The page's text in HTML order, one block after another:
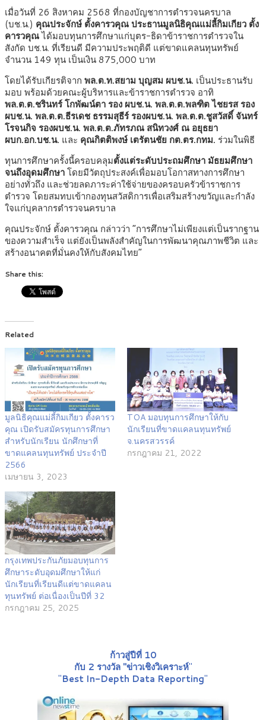
เมื่อวันที่ 26 สิงหาคม 2568 ที่กองบัญชาการตำรวจนครบาล
(บช.น.) คุณประจักษ์ ตั้งคารวคุณ ประธานมูลนิธิคุณแม่ลี้กิมเกียว ตั้ง
คารวคุณได้มอบทุนการศึกษาแก่บุตร-ธิดาข้าราชการตำรวจใน
สังกัด บช.น. ที่เรียนดี มีความประพฤติดี แต่ขาดแคลนทุนทรัพย์
จำนวน 149 ทุน เป็นเงิน 875,000 บาท
โดยได้รับเกียรติจาก พล.ต.ท.สยาม บุญสม ผบช.น. เป็นประธานรับ
มอบ พร้อมด้วยคณะผู้บริหารและข้าราชการตำรวจ อาทิ
พล.ต.ต.ชรินทร์ โกพัฒน์ตารอง ผบช.น. พล.ต.ต.พลฑิต ไชยรส รอง
ผบช.น. พล.ต.ต.ธีรเดช ธรรมสุธีร์รองผบช.น. พล.ต.ต.ชูสวัสดิ์ จันทร์
โรจนกิจ รองผบช.น. พล.ต.ต.ภัทรภณ สนิทวงศ์ ณ อยุธยา
ผบก.อก.บช.น. และ คุณกิตติพงษ์ เตรัตนชัย กต.ตร.กทม. ร่วมในพิธี
ทุนการศึกษาครั้งนี้ครอบคลุมตั้งแต่ระดับประถมศึกษา มัธยมศึกษา
จนถึงอุดมศึกษาโดยมีวัตถุประสงค์เพื่อมอบโอกาสทางการศึกษา
อย่างทั่วถึง และช่วยลดภาระค่าใช้จ่ายของครอบครัวข้าราชการ
ตำรวจ โดยสมทบเข้ากองทุนสวัสดิการเพื่อเสริมสร้างขวัญและกำลัง
ใจแก่บุคลากรตำรวจนครบาล
คุณประจักษ์ ตั้งคารวคุณ กล่าวว่า “การศึกษาไม่เพียงแต่เป็นรากฐาน
ของความสำเร็จ แต่ยังเป็นพลังสำคัญในการพัฒนาคุณภาพชีวิต และ
สร้างอนาคตที่มั่นคงให้กับสังคมไทย”
Share this:
Related
มูลนิธิคุณแม่ลี้กิมเกียว ตั้งคารว
คุณ เปิดรับสมัครทุนการศึกษา
สำหรับนักเรียน นักศึกษาที่
ขาดแคลนทุนทรัพย์ ประจำปี
2566
เมษายน 3, 2023
TOA มอบทุนการศึกษาให้กับ
นักเรียนที่ขาดแคลนทุนทรัพย์
จ.นครสวรรค์
กรกฎาคม 21, 2022
กรุงเทพประกันภัยมอบทุนการ
ศึกษาระดับอุดมศึกษาให้แก่
นักเรียนที่เรียนดีแต่ขาดแคลน
ทุนทรัพย์ ต่อเนื่องเป็นปีที่ 32
กรกฎาคม 25, 2025
ก้าวสู่ปีที่ 10
กับ 2 รางวัล "ข่าวเชิงวิเคราะห์"
"Best In-Depth Data Reporting"